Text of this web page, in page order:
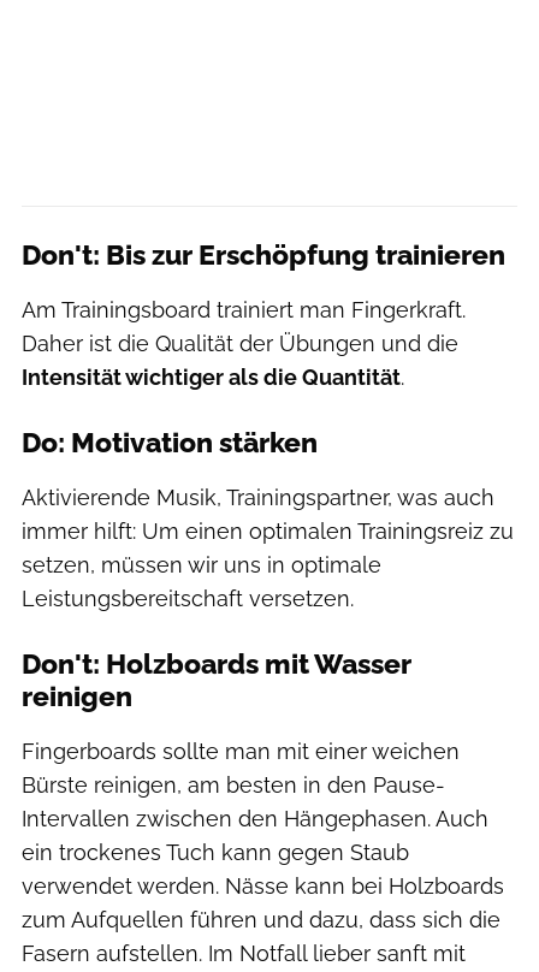
Don't: Bis zur Erschöpfung trainieren
Am Trainingsboard trainiert man Fingerkraft.
Daher ist die Qualität der Übungen und die
Intensität wichtiger als die Quantität.
Do: Motivation stärken
Aktivierende Musik, Trainingspartner, was auch
immer hilft: Um einen optimalen Trainingsreiz zu
setzen, müssen wir uns in optimale
Leistungsbereitschaft versetzen.
Don't: Holzboards mit Wasser
reinigen
Fingerboards sollte man mit einer weichen
Bürste reinigen, am besten in den Pause-
Intervallen zwischen den Hängephasen. Auch
ein trockenes Tuch kann gegen Staub
verwendet werden. Nässe kann bei Holzboards
zum Aufquellen führen und dazu, dass sich die
Fasern aufstellen. Im Notfall lieber sanft mit